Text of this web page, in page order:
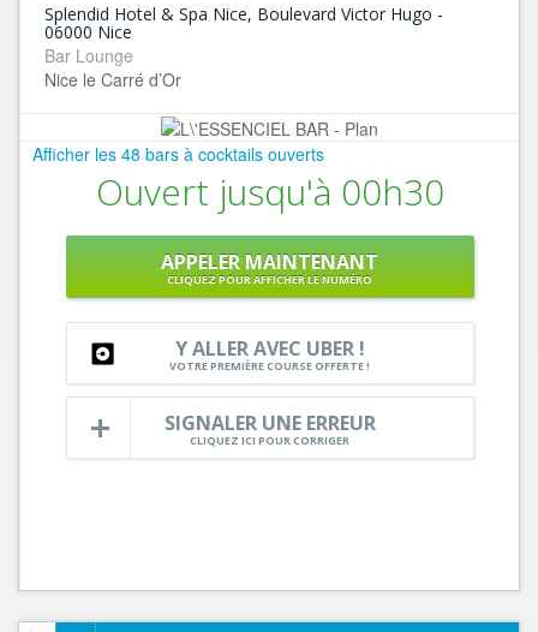
Splendid Hotel & Spa Nice, Boulevard Victor Hugo -
06000 Nice
Bar Lounge
Nice le Carré d’Or
Afficher les 48 bars à cocktails ouverts
Ouvert jusqu'à 00h30
APPELER MAINTENANT
CLIQUEZ POUR AFFICHER LE NUMÉRO
Y ALLER AVEC UBER !
VOTRE PREMIÈRE COURSE OFFERTE !
SIGNALER UNE ERREUR
CLIQUEZ ICI POUR CORRIGER